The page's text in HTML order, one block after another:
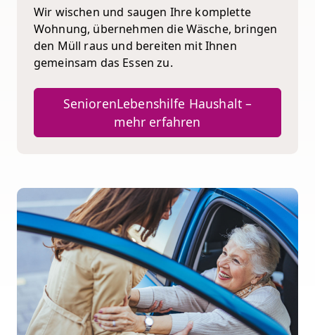
Wir wischen und saugen Ihre komplette
Wohnung, übernehmen die Wäsche, bringen
den Müll raus und bereiten mit Ihnen
gemeinsam das Essen zu.
SeniorenLebenshilfe Haushalt –
mehr erfahren